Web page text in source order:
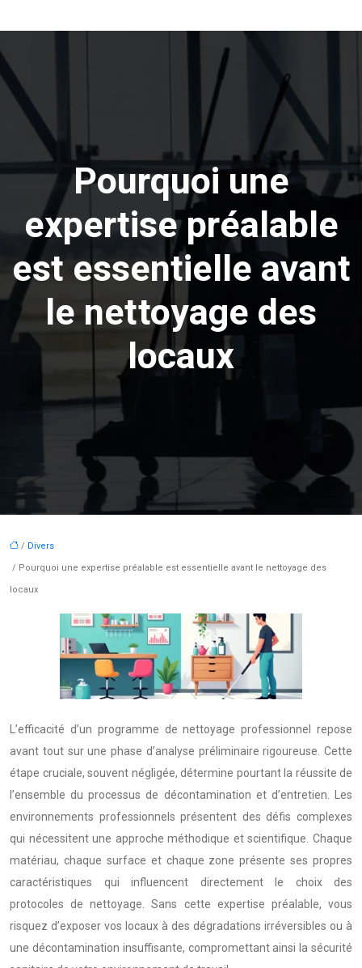
Pourquoi une
expertise préalable
est essentielle avant
le nettoyage des
locaux
/ Divers
/ Pourquoi une expertise préalable est essentielle avant le nettoyage des
locaux
L’efficacité d’un programme de nettoyage professionnel repose
avant tout sur une phase d’analyse préliminaire rigoureuse. Cette
étape cruciale, souvent négligée, détermine pourtant la réussite de
l’ensemble du processus de décontamination et d’entretien. Les
environnements professionnels présentent des défis complexes
qui nécessitent une approche méthodique et scientifique. Chaque
matériau, chaque surface et chaque zone présente ses propres
caractéristiques qui influencent directement le choix des
protocoles de nettoyage. Sans cette expertise préalable, vous
risquez d’exposer vos locaux à des dégradations irréversibles ou à
une décontamination insuffisante, compromettant ainsi la sécurité